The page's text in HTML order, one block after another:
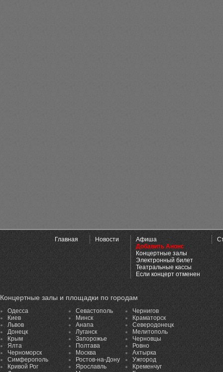
Главная Новости
Афиша
Добавить Анонс
Концертные залы
Электронный билет
Театральные кассы
Если концерт отменен
Концертные залы и площадки по городам
Одесса
Киев
Львов
Донецк
Крым
Ялта
Черноморск
Симферополь
Кривой Рог
Севастополь
Минск
Анапа
Луганск
Запорожье
Полтава
Москва
Ростов-на-Дону
Ярославль
Чернигов
Краматорск
Северодонецк
Мелитополь
Черновцы
Ровно
Ахтырка
Ужгород
Кременчуг